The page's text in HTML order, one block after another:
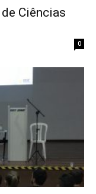
Ciências
0